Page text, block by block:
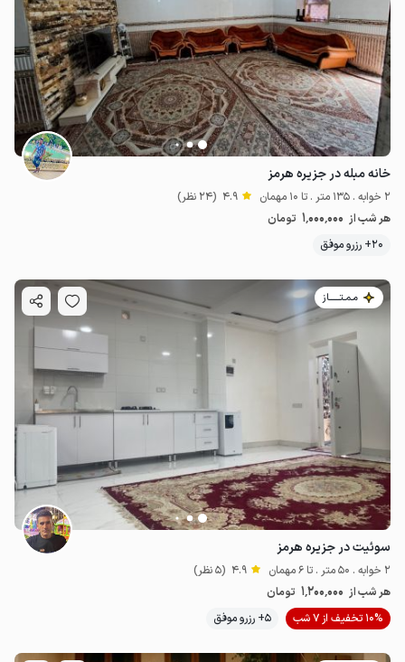
خانه مبله در جزیره هرمز
2 خوابه . 135 متر . تا 10 مهمان 4.9 (24 نظر)
هر شب از 1٬000٬000 تومان
20+ رزرو موفق
مـمـتــــــاز
سوئیت در جزیره هرمز
2 خوابه . 50 متر . تا 6 مهمان 4.9 (5 نظر)
هر شب از 1٬200٬000 تومان
10% تخفیف از 7 شب
5+ رزرو موفق